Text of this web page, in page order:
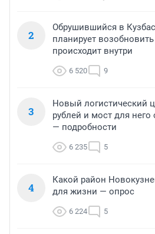
2
Обрушившийся в
планирует
происходит внутри
6 520 9
3
Новый логистический
рублей и мост для него
— подробности
6 235 5
4
Какой район
для жизни — опрос
6 224 5